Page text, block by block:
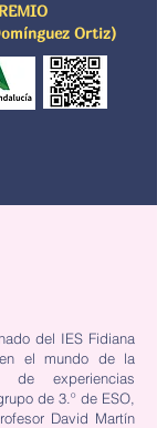
Ortiz)
del IES Fidiana
el mundo de la
de experiencias
de 3.º de ESO,
David Martín